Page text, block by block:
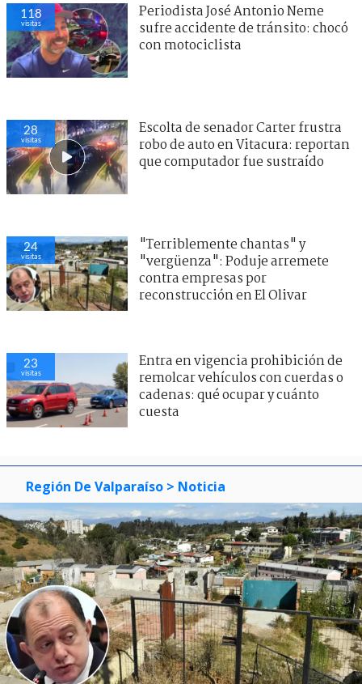
118
visitas
Periodista José Antonio Neme
sufre accidente de tránsito: chocó
con motociclista
28
visitas
Escolta de senador Carter frustra
robo de auto en Vitacura: reportan
que computador fue sustraído
24
visitas
"Terriblemente chantas" y
"vergüenza": Poduje arremete
contra empresas por
reconstrucción en El Olivar
23
visitas
Entra en vigencia prohibición de
remolcar vehículos con cuerdas o
cadenas: qué ocupar y cuánto
cuesta
Región De Valparaíso > Noticia